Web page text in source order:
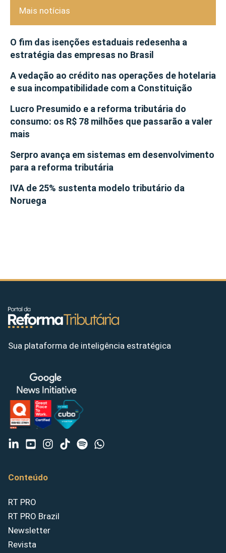
Mais notícias
O fim das isenções estaduais redesenha a
estratégia das empresas no Brasil
A vedação ao crédito nas operações de hotelaria
e sua incompatibilidade com a Constituição
Lucro Presumido e a reforma tributária do
consumo: os R$ 78 milhões que passarão a valer
mais
Serpro avança em sistemas em desenvolvimento
para a reforma tributária
IVA de 25% sustenta modelo tributário da
Noruega
Sua plataforma de inteligência estratégica
Conteúdo
RT PRO
RT PRO Brazil
Newsletter
Revista